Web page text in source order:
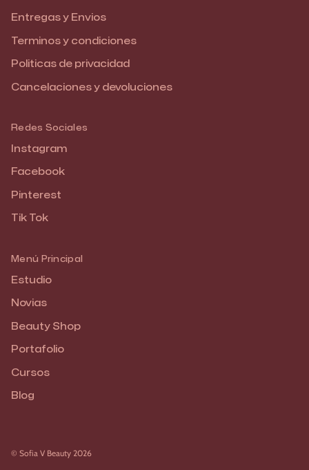
Entregas y Envios
Terminos y condiciones
Politicas de privacidad
Cancelaciones y devoluciones
Redes Sociales
Instagram
Facebook
Pinterest
Tik Tok
Menú Principal
Estudio
Novias
Beauty Shop
Portafolio
Cursos
Blog
© Sofia V Beauty 2026